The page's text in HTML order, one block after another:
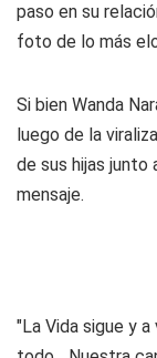
paso en su
foto de lo más
Si bien Wanda
luego de la
de sus hijas junto
mensaje.
"La Vida sigue y a